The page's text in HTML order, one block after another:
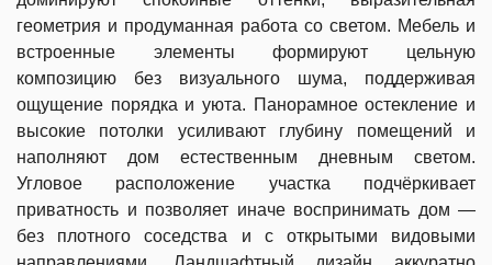
геометрия и продуманная работа со светом. Мебель и
встроенные элементы формируют цельную
композицию без визуального шума, поддерживая
ощущение порядка и уюта. Панорамное остекление и
высокие потолки усиливают глубину помещений и
наполняют дом естественным дневным светом.
Угловое расположение участка подчёркивает
приватность и позволяет иначе воспринимать дом —
без плотного соседства и с открытыми видовыми